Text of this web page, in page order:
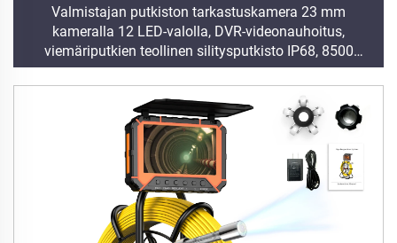
Valmistajan putkiston tarkastuskamera 23 mm
kameralla 12 LED-valolla, DVR-videonauhoitus,
viemäriputkien teollinen silitysputkisto IP68, 8500
mAh:n akku ammattimaisiin putkistoihin